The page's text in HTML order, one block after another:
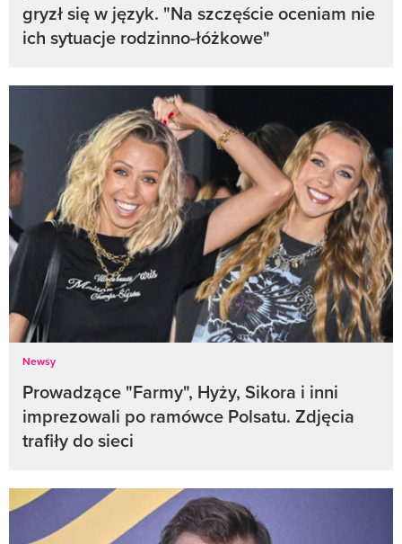
gryzł się w język. "Na szczęście oceniam nie
ich sytuacje rodzinno-łóżkowe"
Newsy
Prowadzące "Farmy", Hyży, Sikora i inni
imprezowali po ramówce Polsatu. Zdjęcia
trafiły do sieci